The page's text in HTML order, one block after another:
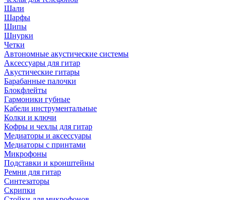
Шали
Шарфы
Шипы
Шнурки
Четки
Автономные акустические системы
Аксессуары для гитар
Акустические гитары
Барабанные палочки
Блокфлейты
Гармоники губные
Кабели инструментальные
Колки и ключи
Кофры и чехлы для гитар
Медиаторы и аксессуары
Медиаторы с принтами
Микрофоны
Подставки и кронштейны
Ремни для гитар
Синтезаторы
Скрипки